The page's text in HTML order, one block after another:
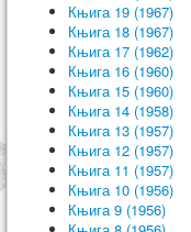
Књига 19 (1967)
Књига 18 (1967)
Књига 17 (1962)
Књига 16 (1960)
Књига 15 (1960)
Књига 14 (1958)
Књига 13 (1957)
Књига 12 (1957)
Књига 11 (1957)
Књига 10 (1956)
Књига 9 (1956)